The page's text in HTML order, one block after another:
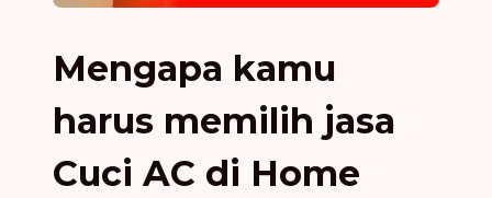
Mengapa kamu
harus memilih jasa
Cuci AC di Home